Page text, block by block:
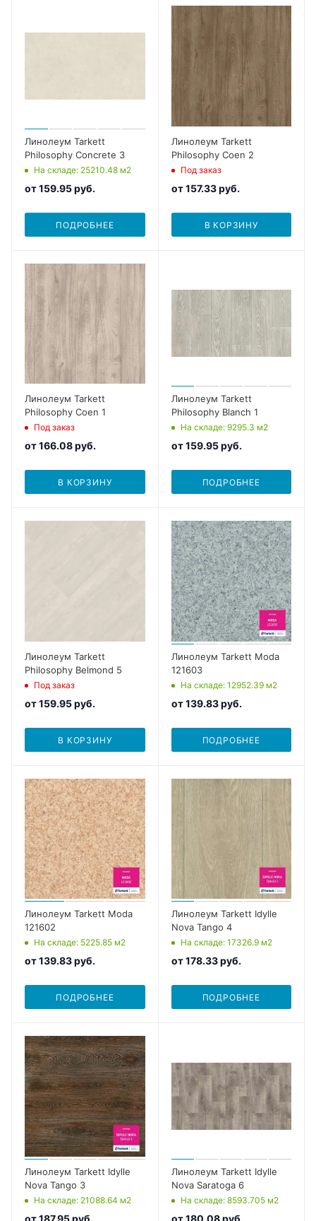
Линолеум Tarkett
Philosophy Concrete 3
На складе: 25210.48 м2
от159.95 руб.
ПОДРОБНЕЕ
Линолеум Tarkett
Philosophy Coen 2
Под заказ
от157.33 руб.
В КОРЗИНУ
Линолеум Tarkett
Philosophy Coen 1
Под заказ
от166.08 руб.
В КОРЗИНУ
Линолеум Tarkett
Philosophy Blanch 1
На складе: 9295.3 м2
от159.95 руб.
ПОДРОБНЕЕ
Линолеум Tarkett
Philosophy Belmond 5
Под заказ
от159.95 руб.
В КОРЗИНУ
Линолеум Tarkett Moda
121603
На складе: 12952.39 м2
от139.83 руб.
ПОДРОБНЕЕ
Линолеум Tarkett Moda
121602
На складе: 5225.85 м2
от139.83 руб.
ПОДРОБНЕЕ
Линолеум Tarkett Idylle
Nova Tango 4
На складе: 17326.9 м2
от178.33 руб.
ПОДРОБНЕЕ
Линолеум Tarkett Idylle
Nova Tango 3
На складе: 21088.64 м2
от187.95 руб.
Линолеум Tarkett Idylle
Nova Saratoga 6
На складе: 8593.705 м2
от180.08 руб.